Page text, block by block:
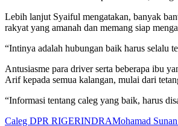
Lebih lanjut Syaiful mengatakan, banyak
rakyat yang amanah dan memang siap
“Intinya adalah hubungan baik harus selalu
Antusiasme para driver serta beberapa ibu
Arif kepada semua kalangan, mulai dari
“Informasi tentang caleg yang baik, harus
Caleg DPR RIGERINDRAMohamad